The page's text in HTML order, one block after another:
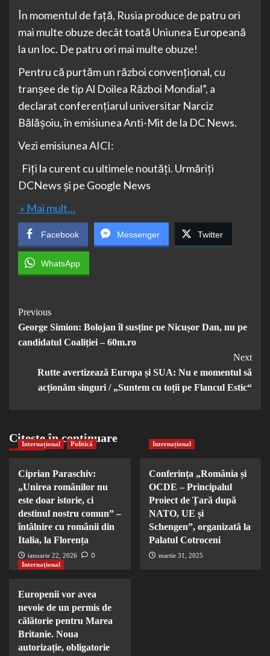
În momentul de față, Rusia produce de patru ori
mai multe obuze decât toată Uniunea Europeană
la un loc. De patru ori mai multe obuze!
Pentru că purtăm un război convențional, cu
tranșee de tip Al Doilea Război Mondial”, a
declarat conferențiarul universitar Narciz
Bălășoiu, în emisiunea Anti-Mit de la DC News.
Vezi emisiunea AICI:
Fiți la curent cu ultimele noutăți. Urmăriți
DCNews și pe Google News
» Mai mult…
Facebook Messenger Twitter
WhatsApp
Post
Navigation
Previous
George Simion: Bolojan îl susține pe Nicușor Dan, nu pe
candidatul Coaliției – 60m.ro
Next
Rutte avertizează Europa și SUA: Nu e momentul să
acționăm singuri / „Suntem cu toții pe Flancul Estic“
Citește în continuare
Internațional Politică
Ciprian Paraschiv:
„Unirea românilor nu
este doar istorie, ci
destinul nostru comun” –
întâlnire cu românii din
Italia, la Florența
ianuarie 22, 2026 0
Internațional
Conferința „România și
OCDE – Principalul
Proiect de Țară după
NATO, UE și
Schengen”, organizată la
Palatul Cotroceni
martie 31, 2025
Internațional
Europenii vor avea
nevoie de un permis de
călătorie pentru Marea
Britanie. Noua
autorizație, obligatorie